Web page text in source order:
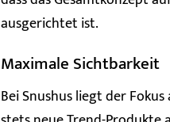
ausgerichtet ist.
Maximale Sichtbarkeit
Bei Snushus liegt der